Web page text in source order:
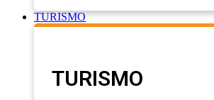
TURISMO
TURISMO